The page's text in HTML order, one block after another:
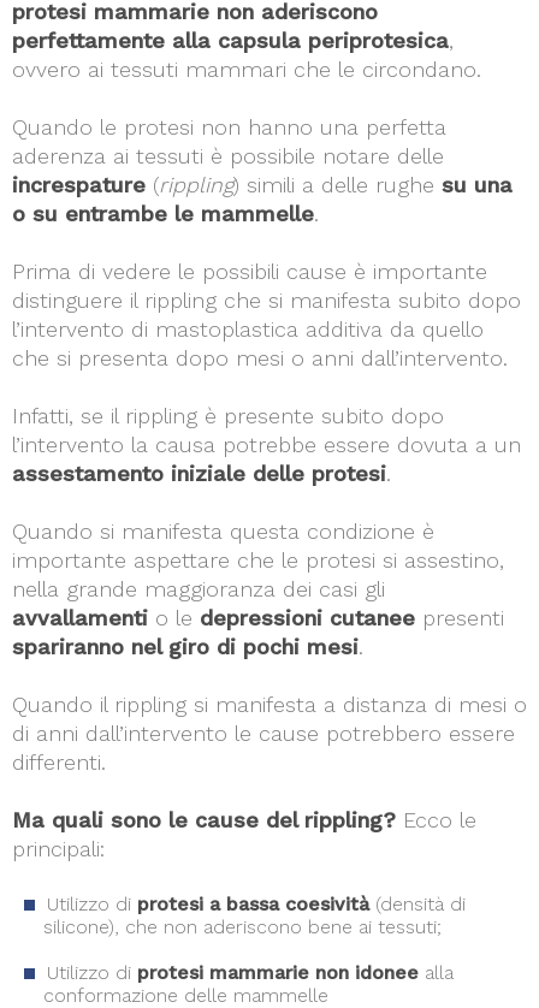
protesi mammarie non aderiscono
perfettamente alla capsula periprotesica,
ovvero ai tessuti mammari che le circondano.
Quando le protesi non hanno una perfetta
aderenza ai tessuti è possibile notare delle
increspature (rippling) simili a delle rughe su una
o su entrambe le mammelle.
Prima di vedere le possibili cause è importante
distinguere il rippling che si manifesta subito dopo
l’intervento di mastoplastica additiva da quello
che si presenta dopo mesi o anni dall’intervento.
Infatti, se il rippling è presente subito dopo
l’intervento la causa potrebbe essere dovuta a un
assestamento iniziale delle protesi.
Quando si manifesta questa condizione è
importante aspettare che le protesi si assestino,
nella grande maggioranza dei casi gli
avvallamenti o le depressioni cutanee presenti
spariranno nel giro di pochi mesi.
Quando il rippling si manifesta a distanza di mesi o
di anni dall’intervento le cause potrebbero essere
differenti.
Ma quali sono le cause del rippling? Ecco le
principali:
Utilizzo di protesi a bassa coesività(densità di
silicone), che non aderiscono bene ai tessuti;
Utilizzo di protesi mammarie non idonee alla
conformazione delle mammelle